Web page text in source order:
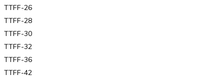
TTFF-26
TTFF-28
TTFF-30
TTFF-32
TTFF-36
TTFF-42